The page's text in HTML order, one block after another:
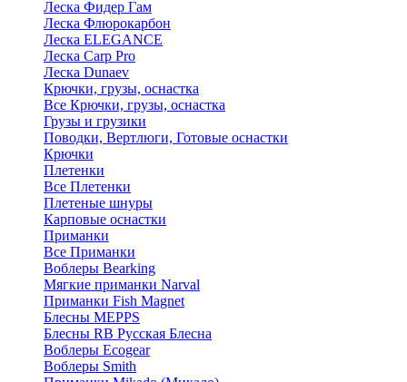
Леска Фидер Гам
Леска Флюрокарбон
Леска ELEGANCE
Леска Carp Pro
Леска Dunaev
Крючки, грузы, оснастка
Все Крючки, грузы, оснастка
Грузы и грузики
Поводки, Вертлюги, Готовые оснастки
Крючки
Плетенки
Все Плетенки
Плетеные шнуры
Карповые оснастки
Приманки
Все Приманки
Воблеры Bearking
Мягкие приманки Narval
Приманки Fish Magnet
Блесны MEPPS
Блесны RB Русская Блесна
Воблеры Ecogear
Воблеры Smith